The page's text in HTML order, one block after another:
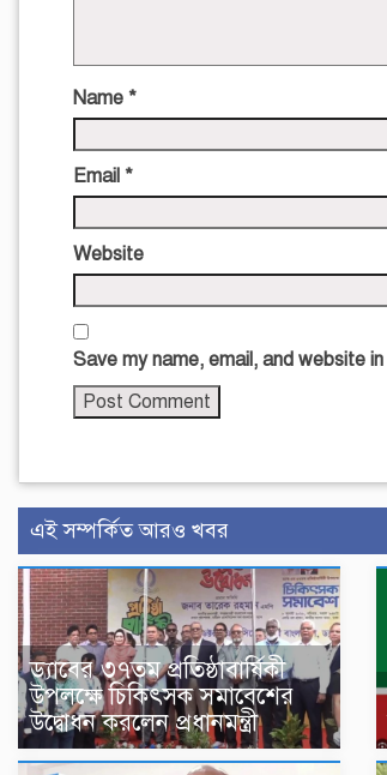
Name *
Email *
Website
Save my name, email, and website
এই সম্পর্কিত আরও খবর
ড্যাবের ৩৭তম প্রতিষ্ঠাবার্ষিকী
উপলক্ষে চিকিৎসক সমাবেশের
উদ্বোধন করলেন প্রধানমন্ত্রী